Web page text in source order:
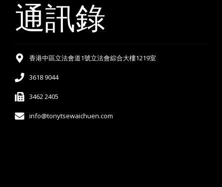
通訊錄
香港中區立法會道1號立法會綜合大樓1219室
3618 9044
3462 2405
info@tonytsewaichuen.com